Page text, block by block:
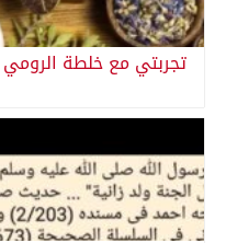
تجربتي مع خلطة الرومي